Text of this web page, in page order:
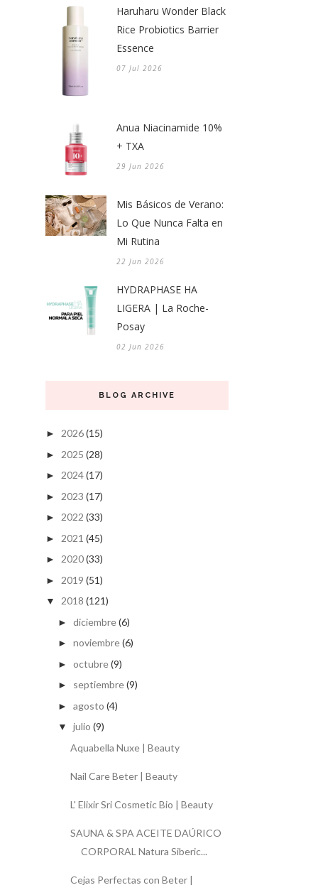
Haruharu Wonder Black
Rice Probiotics Barrier
Essence
07 Jul 2026
Anua Niacinamide 10%
+ TXA
29 Jun 2026
Mis Básicos de Verano:
Lo Que Nunca Falta en
Mi Rutina
22 Jun 2026
HYDRAPHASE HA
LIGERA | La Roche-
Posay
02 Jun 2026
BLOG ARCHIVE
► 2026(15)
► 2025 (28)
► 2024(17)
► 2023 (17)
► 2022 (33)
► 2021 (45)
► 2020(33)
► 2019 (51)
▼ 2018 (121)
► diciembre(6)
► noviembre(6)
► octubre(9)
► septiembre(9)
► agosto (4)
▼ julio (9)
Aquabella Nuxe | Beauty
Nail Care Beter | Beauty
L' Elixir Sri Cosmetic Bio | Beauty
SAUNA & SPA ACEITE DAÚRICO
CORPORAL Natura Siberic...
Cejas Perfectas con Beter |